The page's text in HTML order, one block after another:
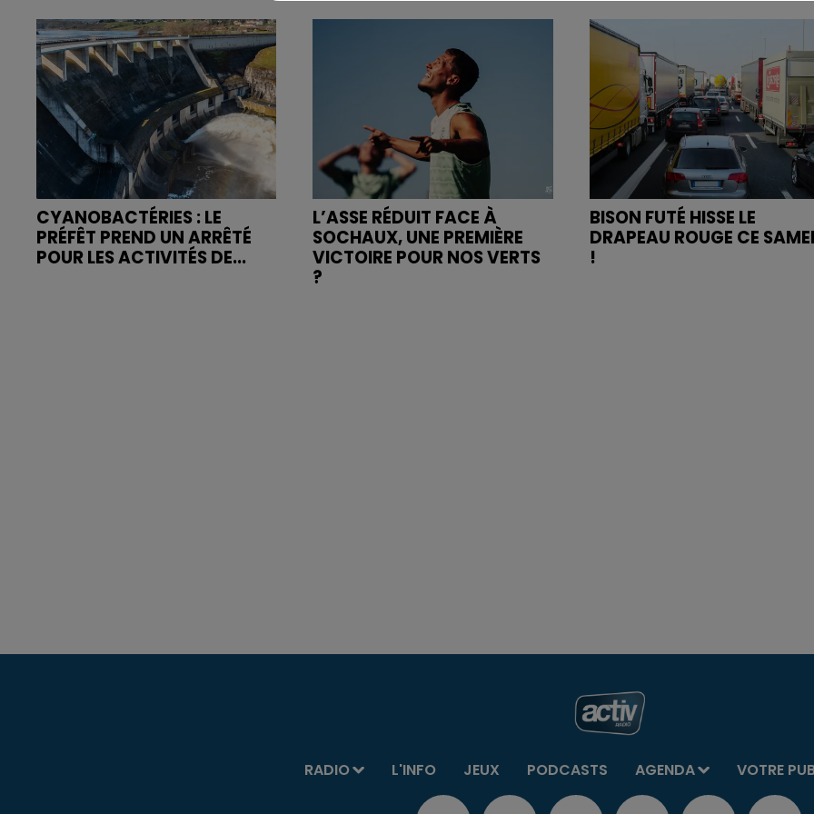
CYANOBACTÉRIES : LE
PRÉFÊT PREND UN ARRÊTÉ
POUR LES ACTIVITÉS DE...
L’ASSE RÉDUIT FACE À
SOCHAUX, UNE PREMIÈRE
VICTOIRE POUR NOS VERTS
?
BISON FUTÉ HISSE LE
DRAPEAU ROUGE CE
!
RADIO L'INFO JEUX PODCASTS AGENDA VOTRE